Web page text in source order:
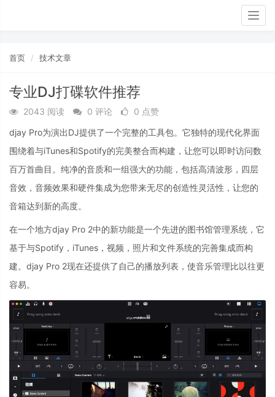
首页 技术文章
专业DJ打碟软件推荐
2043 阅读 0 评论
0 点赞
djay Pro为演出DJ提供了一个完整的工具包。它独特的现代化界面
围绕着与iTunes和Spotify的完美整合而构建，让您可以即时访问数
百万首曲目。纯净的音质和一组强大的功能，包括高清波形，四层
音效，音频效果和硬件集成为您带来无尽的创造性灵活性，让您的
音箱达到新的高度。
在一个地方djay Pro 2中的新功能是一个先进的图书馆管理系统，它
基于与Spotify，iTunes，视频，照片和文件系统的完善集成而构
建。djay Pro 2现在还提供了自己的播放列表，使音乐管理比以往更
容易。